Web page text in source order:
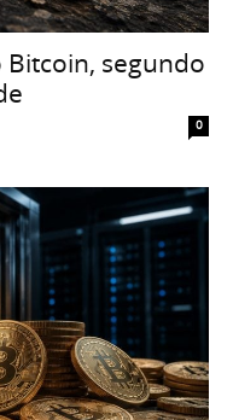
segundo
0